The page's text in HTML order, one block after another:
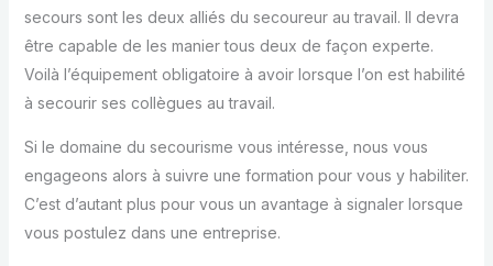
secours sont les deux alliés du secoureur au travail. Il devra
être capable de les manier tous deux de façon experte.
Voilà l’équipement obligatoire à avoir lorsque l’on est habilité
à secourir ses collègues au travail.
Si le domaine du secourisme vous intéresse, nous vous
engageons alors à suivre une formation pour vous y habiliter.
C’est d’autant plus pour vous un avantage à signaler lorsque
vous postulez dans une entreprise.